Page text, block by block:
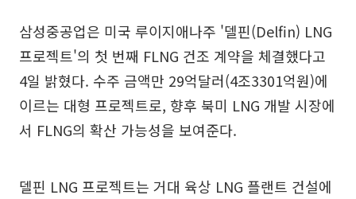
삼성중공업은 미국 루이지애나주 '델핀(Delfin) LNG
프로젝트'의 첫 번째 FLNG 건조 계약을 체결했다고
4일 밝혔다. 수주 금액만 29억달러(4조3301억원)에
이르는 대형 프로젝트로, 향후 북미 LNG 개발 시장에
서 FLNG의 확산 가능성을 보여준다.
델핀 LNG 프로젝트는 거대 육상 LNG 플랜트 건설에